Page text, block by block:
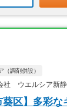
（調剤併設）
社 ウエルシア新
葵区】多彩